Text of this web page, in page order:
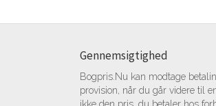
Gennemsigtighed
Bogpris.Nu kan modtage
provision, når du går videre til